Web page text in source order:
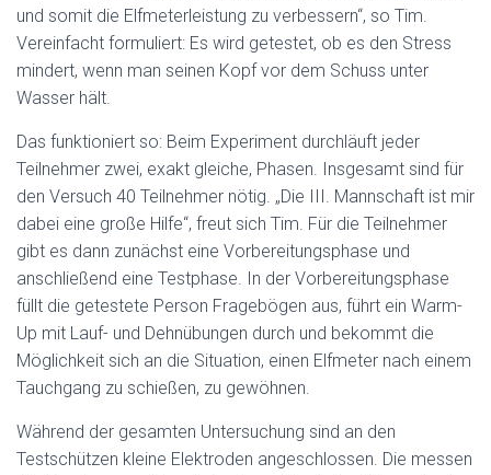
und somit die Elfmeterleistung zu verbessern“, so Tim.
Vereinfacht formuliert: Es wird getestet, ob es den Stress
mindert, wenn man seinen Kopf vor dem Schuss unter
Wasser hält.
Das funktioniert so: Beim Experiment durchläuft jeder
Teilnehmer zwei, exakt gleiche, Phasen. Insgesamt sind für
den Versuch 40 Teilnehmer nötig. „Die III. Mannschaft ist mir
dabei eine große Hilfe“, freut sich Tim. Für die Teilnehmer
gibt es dann zunächst eine Vorbereitungsphase und
anschließend eine Testphase. In der Vorbereitungsphase
füllt die getestete Person Fragebögen aus, führt ein Warm-
Up mit Lauf- und Dehnübungen durch und bekommt die
Möglichkeit sich an die Situation, einen Elfmeter nach einem
Tauchgang zu schießen, zu gewöhnen.
Während der gesamten Untersuchung sind an den
Testschützen kleine Elektroden angeschlossen. Die messen